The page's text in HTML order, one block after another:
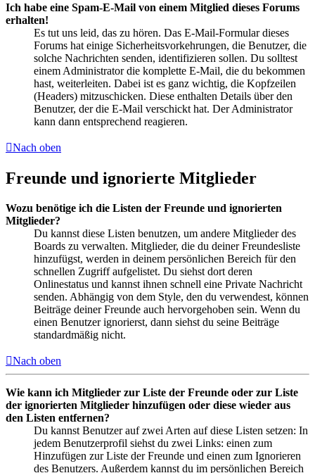
Ich habe eine Spam-E-Mail von einem Mitglied dieses Forums
erhalten!
Es tut uns leid, das zu hören. Das E-Mail-Formular dieses
Forums hat einige Sicherheitsvorkehrungen, die Benutzer, die
solche Nachrichten senden, identifizieren sollen. Du solltest
einem Administrator die komplette E-Mail, die du bekommen
hast, weiterleiten. Dabei ist es ganz wichtig, die Kopfzeilen
(Headers) mitzuschicken. Diese enthalten Details über den
Benutzer, der die E-Mail verschickt hat. Der Administrator
kann dann entsprechend reagieren.
Nach oben
Freunde und ignorierte Mitglieder
Wozu benötige ich die Listen der Freunde und ignorierten
Mitglieder?
Du kannst diese Listen benutzen, um andere Mitglieder des
Boards zu verwalten. Mitglieder, die du deiner Freundesliste
hinzufügst, werden in deinem persönlichen Bereich für den
schnellen Zugriff aufgelistet. Du siehst dort deren
Onlinestatus und kannst ihnen schnell eine Private Nachricht
senden. Abhängig von dem Style, den du verwendest, können
Beiträge deiner Freunde auch hervorgehoben sein. Wenn du
einen Benutzer ignorierst, dann siehst du seine Beiträge
standardmäßig nicht.
Nach oben
Wie kann ich Mitglieder zur Liste der Freunde oder zur Liste
der ignorierten Mitglieder hinzufügen oder diese wieder aus
den Listen entfernen?
Du kannst Benutzer auf zwei Arten auf diese Listen setzen: In
jedem Benutzerprofil siehst du zwei Links: einen zum
Hinzufügen zur Liste der Freunde und einen zum Ignorieren
des Benutzers. Außerdem kannst du im persönlichen Bereich